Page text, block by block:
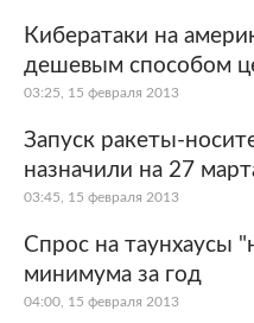
Кибератаки на
дешевым способом
03:25, 15 февраля 2013
Запуск ракеты-
назначили на 27
03:45, 15 февраля 2013
Спрос на таунхаусы
минимума за год
04:00, 15 февраля 2013